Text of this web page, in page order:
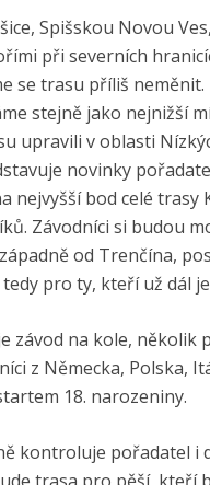
Spišskou Novou
při severních
se trasu příliš
stejně jako nejnižší
v oblasti
novinky
bod celé trasy
Závodníci si budou
od Trenčína,
pro ty, kteří už dál
na kole, několik
z Německa, Polska,
18. narozeniny.
kontroluje pořadatel